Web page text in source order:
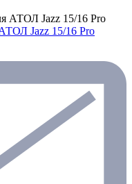
Jazz 15/16 Pro